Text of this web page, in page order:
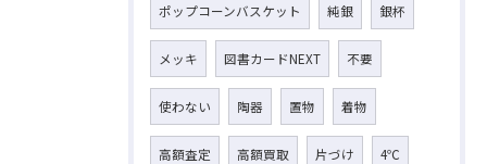
ポップコーンバスケット 純銀 銀杯
メッキ 図書カードNEXT 不要
使わない 陶器 置物 着物
高額査定 高額買取 片づけ 4℃